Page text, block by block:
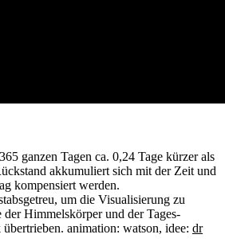
ganzen Tagen ca. 0,24 Tage kürzer als
akkumuliert sich mit der Zeit und
kompensiert werden.
um die Visualisierung zu
Himmelskörper und der Tages-
übertrieben. animation: watson, idee: dr